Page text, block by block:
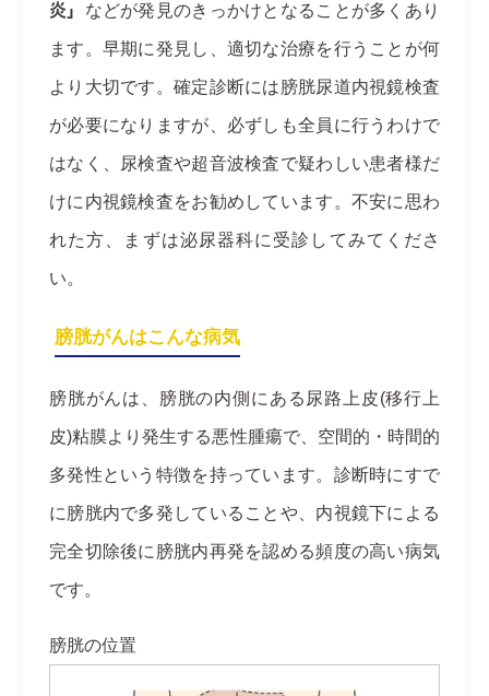
炎」 などが発見のきっかけとなることが多くあり
ます。早期に発見し、適切な治療を行うことが何
より大切です。確定診断には膀胱尿道内視鏡検査
が必要になりますが、必ずしも全員に行うわけで
はなく、尿検査や超音波検査で疑わしい患者様だ
けに内視鏡検査をお勧めしています。不安に思わ
れた方、まずは泌尿器科に受診してみてくださ
い。
膀胱がんはこんな病気
膀胱がんは、膀胱の内側にある尿路上皮(移行上
皮)粘膜より発生する悪性腫瘍で、空間的・時間的
多発性という特徴を持っています。診断時にすで
に膀胱内で多発していることや、内視鏡下による
完全切除後に膀胱内再発を認める頻度の高い病気
です。
膀胱の位置